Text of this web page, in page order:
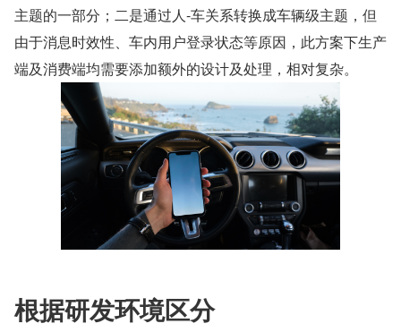
主题的一部分；二是通过人-车关系转换成车辆级主题，但
由于消息时效性、车内用户登录状态等原因，此方案下生产
端及消费端均需要添加额外的设计及处理，相对复杂。
根据研发环境区分